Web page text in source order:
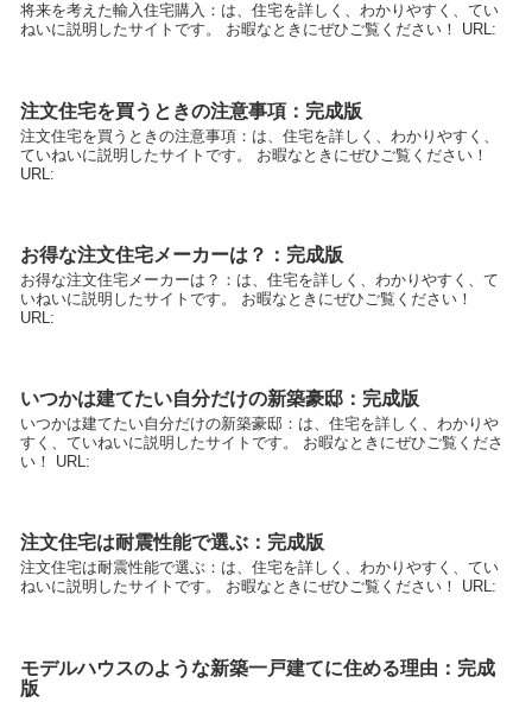
将来を考えた輸入住宅購入：は、住宅を詳しく、わかりやすく、てい
ねいに説明したサイトです。 お暇なときにぜひご覧ください！ URL:
注文住宅を買うときの注意事項：完成版
注文住宅を買うときの注意事項：は、住宅を詳しく、わかりやすく、
ていねいに説明したサイトです。 お暇なときにぜひご覧ください！
URL:
お得な注文住宅メーカーは？：完成版
お得な注文住宅メーカーは？：は、住宅を詳しく、わかりやすく、て
いねいに説明したサイトです。 お暇なときにぜひご覧ください！
URL:
いつかは建てたい自分だけの新築豪邸：完成版
いつかは建てたい自分だけの新築豪邸：は、住宅を詳しく、わかりや
すく、ていねいに説明したサイトです。 お暇なときにぜひご覧くださ
い！ URL:
注文住宅は耐震性能で選ぶ：完成版
注文住宅は耐震性能で選ぶ：は、住宅を詳しく、わかりやすく、てい
ねいに説明したサイトです。 お暇なときにぜひご覧ください！ URL:
モデルハウスのような新築一戸建てに住める理由：完成
版